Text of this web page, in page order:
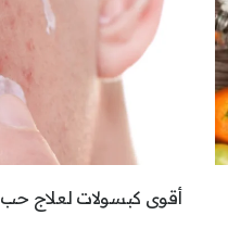
أقوى كبسولات لعلاج حب